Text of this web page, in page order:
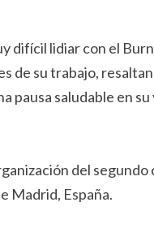
difícil lidiar con el
de su trabajo,
pausa saludable en su
del
Madrid, España.